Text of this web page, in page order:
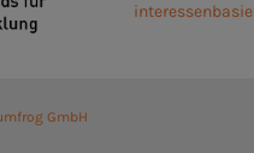
GmbH